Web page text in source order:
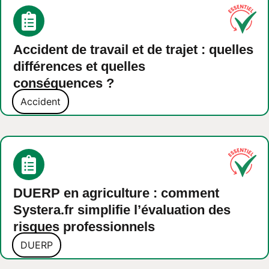
Accident de travail et de trajet : quelles
différences et quelles
conséquences ?
Accident
DUERP en agriculture : comment
Systera.fr simplifie l’évaluation des
risques professionnels
DUERP